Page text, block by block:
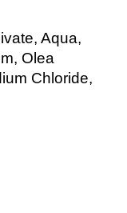
Aqua,
Olea
Chloride,